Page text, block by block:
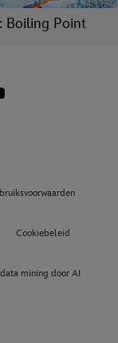
Boiling Point
Cookiebeleid
mining door AI